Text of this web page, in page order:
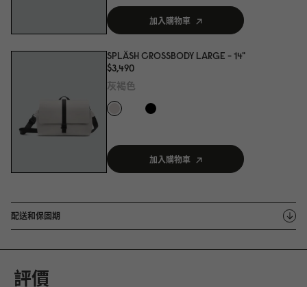
加入購物車
SPLÄSH CROSSBODY LARGE - 14"
$3,490
灰褐色
加入購物車
配送和保固期
評價